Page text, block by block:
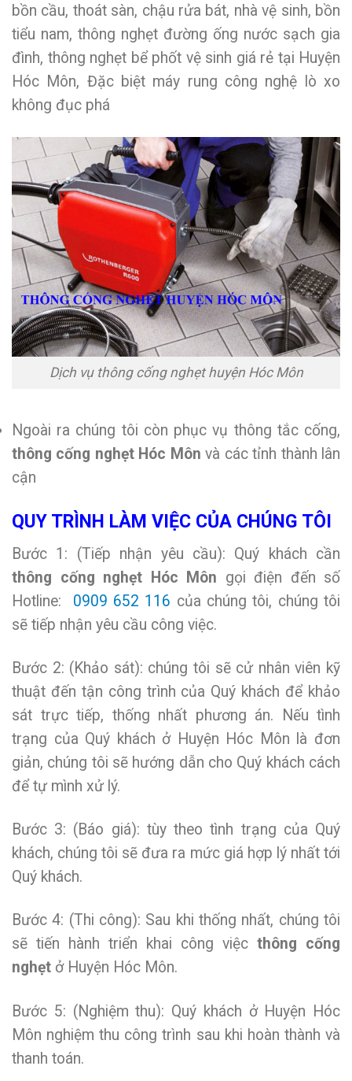
bồn cầu, thoát sàn, chậu rửa bát, nhà vệ sinh, bồn
tiểu nam, thông nghẹt đường ống nước sạch gia
đình, thông nghẹt bể phốt vệ sinh giá rẻ tại Huyện
Hóc Môn, Đặc biệt máy rung công nghệ lò xo
không đục phá
Dịch vụ thông cống nghẹt huyện Hóc Môn
Ngoài ra chúng tôi còn phục vụ thông tắc cống,
thông cống nghẹt Hóc Mônvà các tỉnh thành lân
cận
QUY TRÌNH LÀM VIỆC CỦA CHÚNG TÔI
Bước 1: (Tiếp nhận yêu cầu): Quý khách cần
thông cống nghẹt Hóc Môn gọi điện đến số
Hotline: 0909 652 116 của chúng tôi, chúng tôi
sẽ tiếp nhận yêu cầu công việc.
Bước 2: (Khảo sát): chúng tôi sẽ cử nhân viên kỹ
thuật đến tận công trình của Quý khách để khảo
sát trực tiếp, thống nhất phương án. Nếu tình
trạng của Quý khách ở Huyện Hóc Môn là đơn
giản, chúng tôi sẽ hướng dẫn cho Quý khách cách
để tự mình xử lý.
Bước 3: (Báo giá): tùy theo tình trạng của Quý
khách, chúng tôi sẽ đưa ra mức giá hợp lý nhất tới
Quý khách.
Bước 4: (Thi công): Sau khi thống nhất, chúng tôi
sẽ tiến hành triển khai công việc thông cống
nghẹt ở Huyện Hóc Môn.
Bước 5: (Nghiệm thu): Quý khách ở Huyện Hóc
Môn nghiệm thu công trình sau khi hoàn thành và
thanh toán.